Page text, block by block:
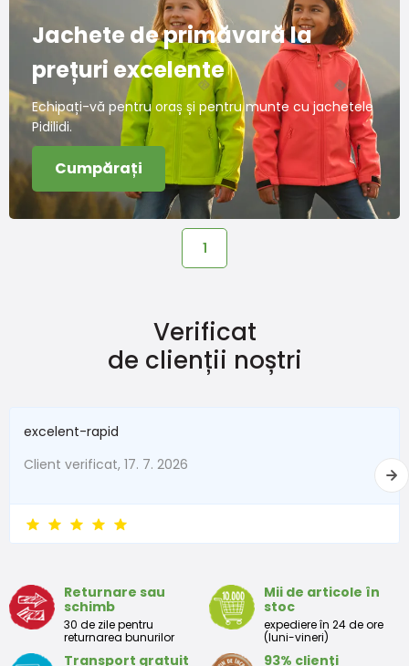
Jachete de primăvară la
prețuri excelente
Echipați-vă pentru oraș și pentru munte cu jachetele
Pidilidi.
Cumpărați
1
Verificat
de clienții noștri
excelent-rapid
Client verificat, 17. 7. 2026
Returnare sau
schimb
30 de zile pentru
returnarea bunurilor
Mii de articole în
stoc
expediere în 24 de ore
(luni-vineri)
Transport gratuit
93% clienți